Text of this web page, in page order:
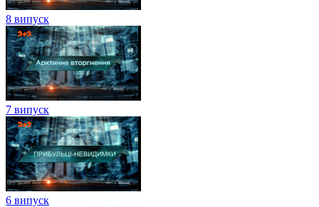
8 випуск
7 випуск
6 випуск